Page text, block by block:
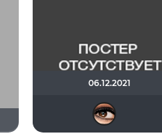
06.12.2021